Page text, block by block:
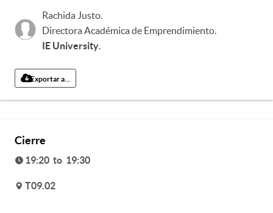
Rachida Justo.
Directora Académica de Emprendimiento.
IE University.
Exportar a...
Cierre
19:20 to 19:30
v T09.02